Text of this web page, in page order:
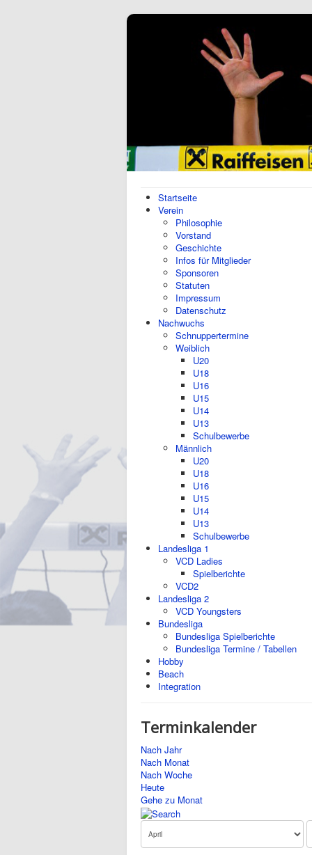
Startseite
Verein
Philosophie
Vorstand
Geschichte
Infos für Mitglieder
Sponsoren
Statuten
Impressum
Datenschutz
Nachwuchs
Schnuppertermine
Weiblich
U20
U18
U16
U15
U14
U13
Schulbewerbe
Männlich
U20
U18
U16
U15
U14
U13
Schulbewerbe
Landesliga 1
VCD Ladies
Spielberichte
VCD2
Landesliga 2
VCD Youngsters
Bundesliga
Bundesliga Spielberichte
Bundesliga Termine / Tabellen
Hobby
Beach
Integration
Terminkalender
Nach Jahr
Nach Monat
Nach Woche
Heute
Gehe zu Monat